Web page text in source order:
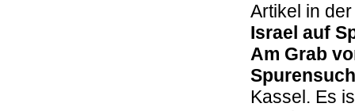
Artikel in
Israel auf
Am Grab
Kassel. Es